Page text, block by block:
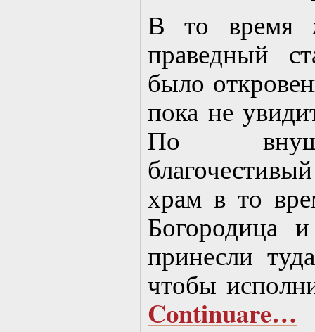
В то время
праведный
было
пока не
По
храм в то
Богородица
принесли
чтобы
Continuare…